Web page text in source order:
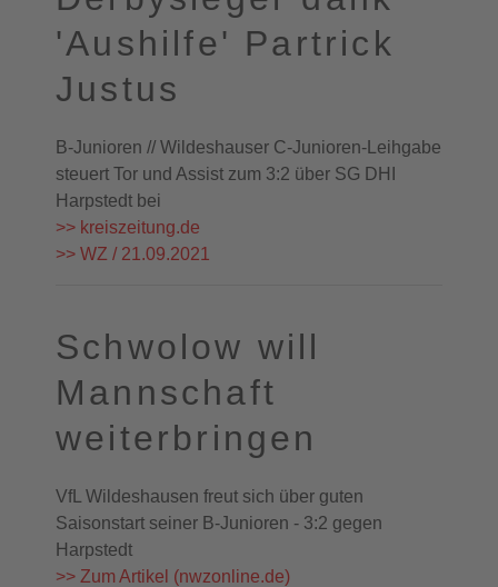
'Aushilfe' Partrick
Justus
B-Junioren // Wildeshauser C-Junioren-Leihgabe
steuert Tor und Assist zum 3:2 über SG DHI
Harpstedt bei
>> kreiszeitung.de
>> WZ / 21.09.2021
Schwolow will
Mannschaft
weiterbringen
VfL Wildeshausen freut sich über guten
Saisonstart seiner B-Junioren - 3:2 gegen
Harpstedt
>> Zum Artikel (nwzonline.de)